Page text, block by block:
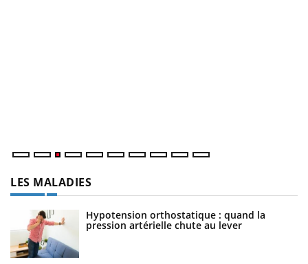
LES MALADIES
Hypotension orthostatique : quand la
pression artérielle chute au lever